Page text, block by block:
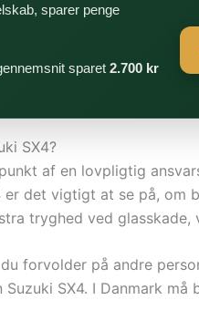
sparer penge
sparet 2.700 kr
SX4?
af en lovpligtig
det vigtigt at se på, om
tryghed ved
forvolder på andre
SX4. I Danmark må